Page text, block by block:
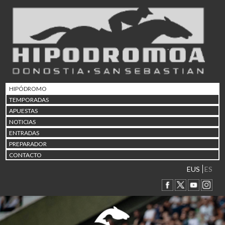
HIPÓDROMO
TEMPORADAS
APUESTAS
NOTICIAS
ENTRADAS
PREPARADOR
CONTACTO
EUS ES
02/08 17:30 Abuztuaren 2a / 2 de
Abuztuaren 9a / 9 de
12/08 12:24 Abuztaren 12a / 12 de
15/08 17:05 Abuztuaren 15a / 15 de
23/08 17:30 Abuztuaren 23a / 23 de
30/08 17:30 Abuztuaren 30a / 30 de
02/09 11:15
06/09 17:30 Irailaren 6a / 6 de
Irailaren 13a / 13 de
30/09 11:30 Irailaren 30a / 30 de